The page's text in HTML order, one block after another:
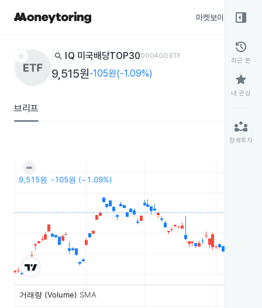
마켓보이스
star search 1Q 미국배당TOP300004G0ETF
9,515원-105원(-1.09%)
브리프
right_panel_open
history
최근 본
star
내 관심
partner_exchange
함께투자